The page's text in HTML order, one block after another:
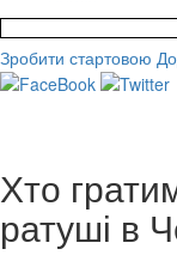
Зробити стартовою
Хто
ратуші в